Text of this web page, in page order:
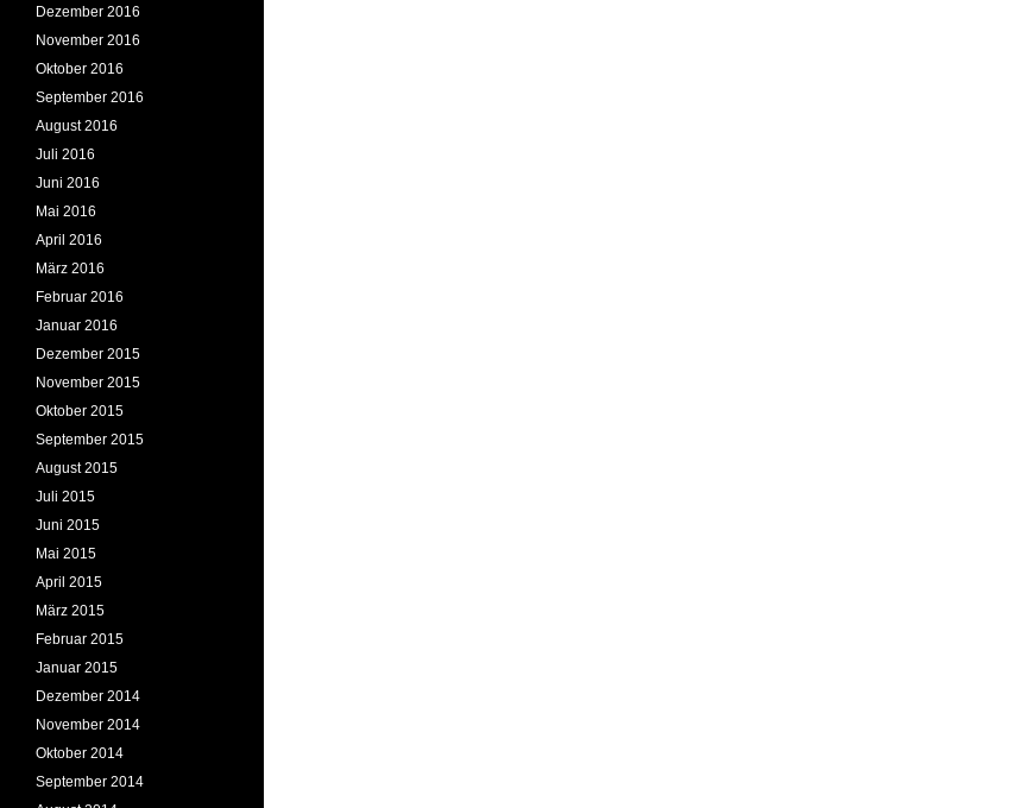
Dezember 2016
November 2016
Oktober 2016
September 2016
August 2016
Juli 2016
Juni 2016
Mai 2016
April 2016
März 2016
Februar 2016
Januar 2016
Dezember 2015
November 2015
Oktober 2015
September 2015
August 2015
Juli 2015
Juni 2015
Mai 2015
April 2015
März 2015
Februar 2015
Januar 2015
Dezember 2014
November 2014
Oktober 2014
September 2014